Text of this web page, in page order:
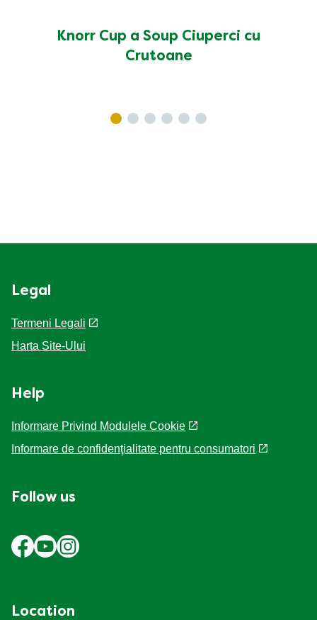
Knorr Cup a Soup Ciuperci cu
Crutoane
Legal
Termeni Legali
Harta Site-Ului
Help
Informare Privind Modulele Cookie
Informare de confidenţialitate pentru consumatori
Follow us
Location